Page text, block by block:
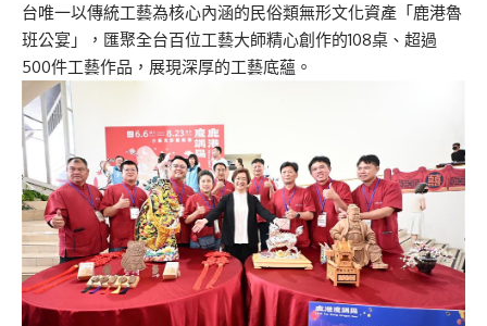
台唯一以傳統工藝為核心內涵的民俗類無形文化資產「鹿港魯
班公宴」，匯聚全台百位工藝大師精心創作的108桌、超過
500件工藝作品，展現深厚的工藝底蘊。